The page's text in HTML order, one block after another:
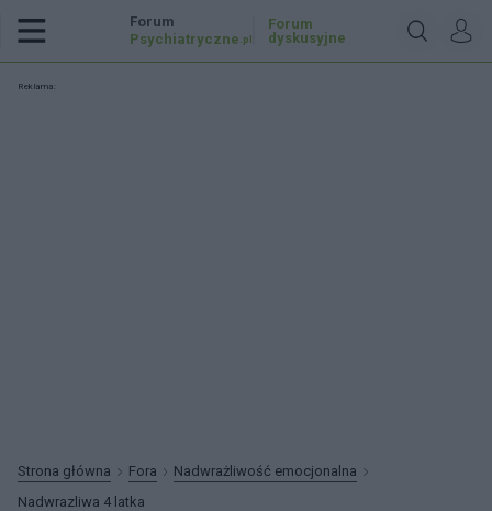
Forum
Psychiatryczne .pl
Forum
dyskusyjne
Reklama:
Strona główna Fora
Nadwrażliwość emocjonalna
Nadwrazliwa 4 latka